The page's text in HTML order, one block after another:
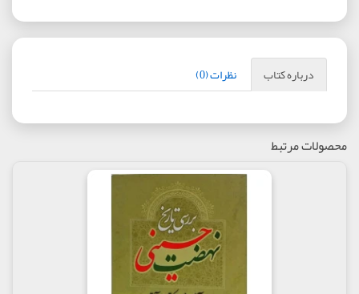
درباره کتاب نظرات (0)
محصولات مرتبط